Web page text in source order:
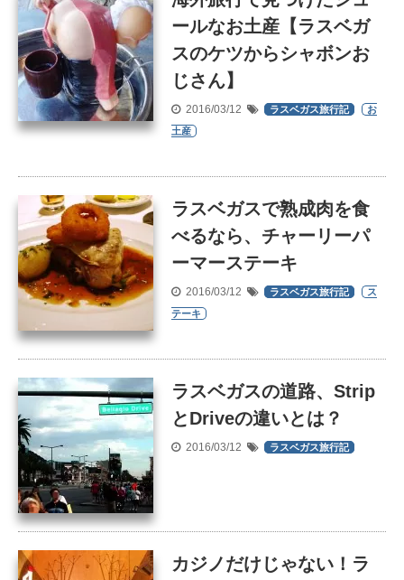
ールなお土産【ラスベガ
スのケツからシャボンお
じさん】
2016/03/12 ラスベガス旅行記
お
土産
ラスベガスで熟成肉を食
べるなら、チャーリーパ
ーマーステーキ
2016/03/12 ラスベガス旅行記
ス
テーキ
ラスベガスの道路、Strip
とDriveの違いとは？
2016/03/12 ラスベガス旅行記
カジノだけじゃない！ラ